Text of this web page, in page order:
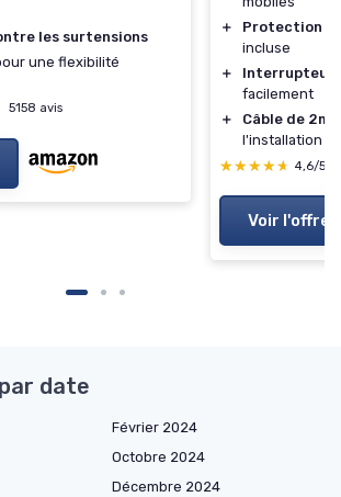
les surtensions
une flexibilité
5158 avis
＋
Protection
incluse
＋
Interrupteur
facilement
＋
Câble de 2m
l'installation
★★★★★
★★★★★ 4,6/5
Voir l'offre
date
Février 2024
Octobre 2024
Décembre 2024